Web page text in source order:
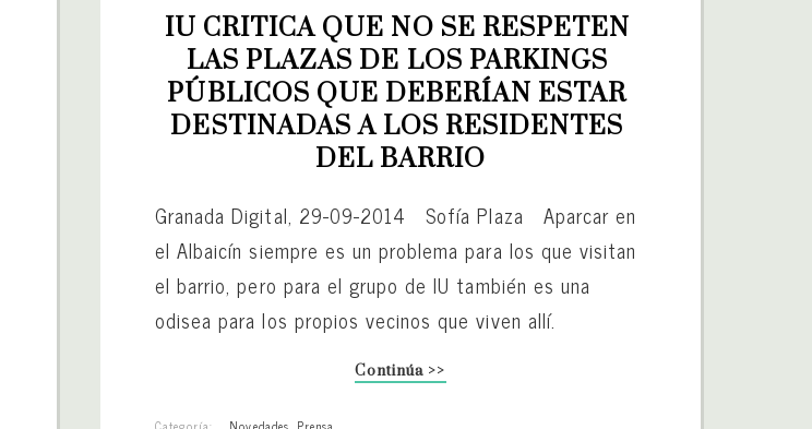
IU CRITICA QUE NO SE RESPETEN
LAS PLAZAS DE LOS PARKINGS
PÚBLICOS QUE DEBERÍAN ESTAR
DESTINADAS A LOS RESIDENTES
DEL BARRIO
Granada Digital, 29-09-2014 Sofía Plaza Aparcar en
el Albaicín siempre es un problema para los que visitan
el barrio, pero para el grupo de IU también es una
odisea para los propios vecinos que viven allí.
Continúa >>